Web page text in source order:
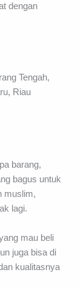
dengan
Tengah,
Riau
barang,
bagus untuk
muslim,
lagi.
mau beli
juga bisa di
kualitasnya